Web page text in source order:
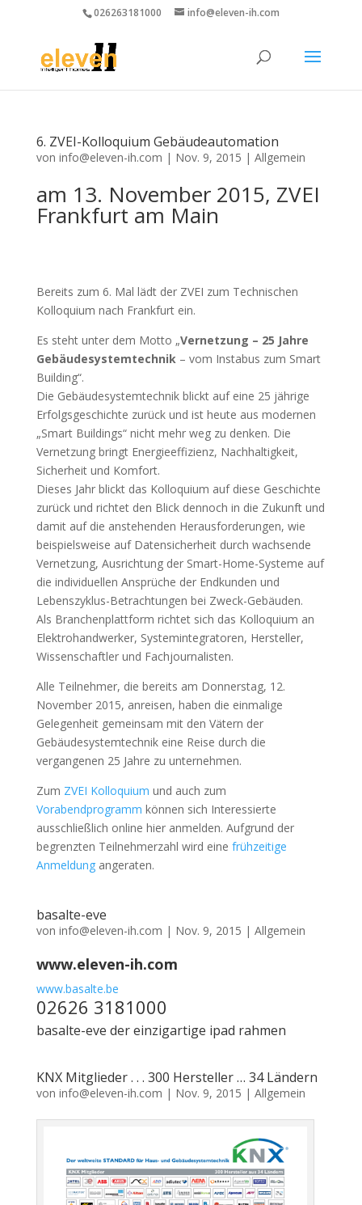
026263181000 info@eleven-ih.com
6. ZVEI-Kolloquium Gebäudeautomation
von info@eleven-ih.com | Nov. 9, 2015 | Allgemein
am 13. November 2015, ZVEI
Frankfurt am Main
Bereits zum 6. Mal lädt der ZVEI zum Technischen
Kolloquium nach Frankfurt ein.
Es steht unter dem Motto „Vernetzung – 25 Jahre
Gebäudesystemtechnik– vom Instabus zum Smart
Building“.
Die Gebäudesystemtechnik blickt auf eine 25 jährige
Erfolgsgeschichte zurück und ist heute aus modernen
„Smart Buildings“ nicht mehr weg zu denken. Die
Vernetzung bringt Energieeffizienz, Nachhaltigkeit,
Sicherheit und Komfort.
Dieses Jahr blickt das Kolloquium auf diese Geschichte
zurück und richtet den Blick dennoch in die Zukunft und
damit auf die anstehenden Herausforderungen, wie
beispielsweise auf Datensicherheit durch wachsende
Vernetzung, Ausrichtung der Smart-Home-Systeme auf
die individuellen Ansprüche der Endkunden und
Lebenszyklus-Betrachtungen bei Zweck-Gebäuden.
Als Branchenplattform richtet sich das Kolloquium an
Elektrohandwerker, Systemintegratoren, Hersteller,
Wissenschaftler und Fachjournalisten.
Alle Teilnehmer, die bereits am Donnerstag, 12.
November 2015, anreisen, haben die einmalige
Gelegenheit gemeinsam mit den Vätern der
Gebäudesystemtechnik eine Reise durch die
vergangenen 25 Jahre zu unternehmen.
Zum ZVEI Kolloquium und auch zum
Vorabendprogramm können sich Interessierte
ausschließlich online hier anmelden. Aufgrund der
begrenzten Teilnehmerzahl wird eine frühzeitige
Anmeldungangeraten.
basalte-eve
von info@eleven-ih.com | Nov. 9, 2015 | Allgemein
www.eleven-ih.com
www.basalte.be
02626 3181000
basalte-eve der einzigartige ipad rahmen
KNX Mitglieder . . . 300 Hersteller … 34 Ländern
von info@eleven-ih.com | Nov. 9, 2015 | Allgemein